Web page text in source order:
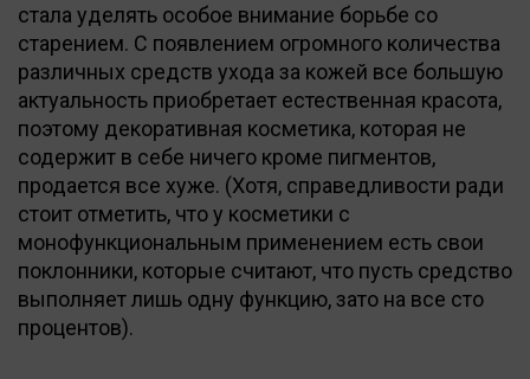
стала уделять особое внимание борьбе со
старением. С появлением огромного количества
различных средств ухода за кожей все большую
актуальность приобретает естественная красота,
поэтому декоративная косметика, которая не
содержит в себе ничего кроме пигментов,
продается все хуже. (Хотя, справедливости ради
стоит отметить, что у косметики с
монофункциональным применением есть свои
поклонники, которые считают, что пусть средство
выполняет лишь одну функцию, зато на все сто
процентов).